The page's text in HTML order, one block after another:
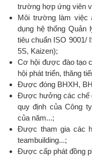
trường hợp ứng viên
Môi trường làm việc
dụng hệ thống Quản
tiêu chuẩn ISO 9001/
5S, Kaizen);
Cơ hội được đào tạo
hội phát triển, thăng
Được đóng BHXH,
Được hưởng các chế
quy định của Công
của năm...;
Được tham gia các
teambuilding...;
Được cấp phát đồng